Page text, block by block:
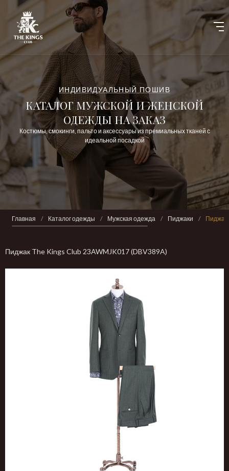
ИНДИВИДУАЛЬНЫЙ ПОШИВ
КАТАЛОГ МУЖСКОЙ И ЖЕНСКОЙ
ОДЕЖДЫ НА ЗАКАЗ
Костюмы, смокинги, пальто и аксессуары из премиальных тканей с
идеальной посадкой
Главная / Каталог одежды / Мужская одежда / Пиджаки / Пиджак
Пиджак The Kings Club 23AWMJK017 (DBV389A)